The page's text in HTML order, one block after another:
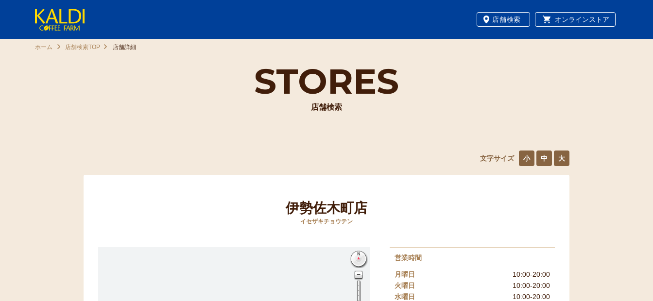
店舗検索 オンラインストア
STORES
店舗検索
ホーム 店舗検索TOP 店舗詳細
文字サイズ 小 中 大
伊勢佐木町店
イセザキチョウテン
営業時間
月曜日
10:00-20:00
火曜日
10:00-20:00
水曜日
10:00-20:00